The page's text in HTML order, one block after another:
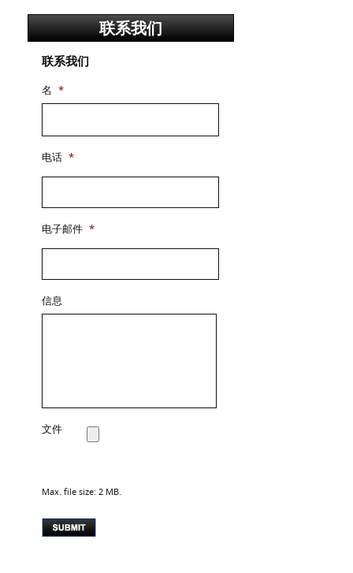
联系我们
联系我们
名 *
电话 *
电子邮件 *
信息
文件
Max. file size: 2 MB.